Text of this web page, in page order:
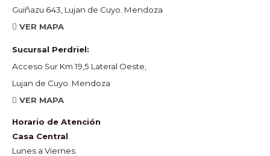
Guiñazu 643, Lujan de Cuyo. Mendoza
VER MAPA
Sucursal Perdriel:
Acceso Sur Km 19,5 Lateral Oeste,
Lujan de Cuyo. Mendoza
VER MAPA
Horario de Atención
Casa Central
Lunes a Viernes